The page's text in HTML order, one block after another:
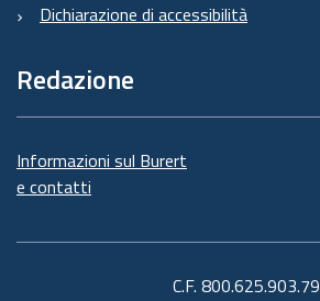
Dichiarazione di accessibilità
Redazione
Informazioni sul Burert
e contatti
C.F. 800.625.903.79